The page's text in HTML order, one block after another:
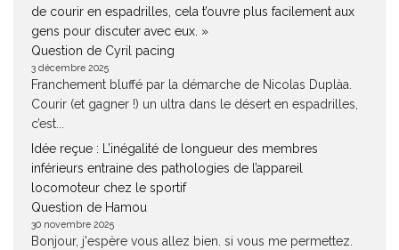
de courir en espadrilles, cela t’ouvre plus facilement aux
gens pour discuter avec eux. »
Question de Cyril pacing
3 décembre 2025
Franchement bluffé par la démarche de Nicolas Duplàa.
Courir (et gagner !) un ultra dans le désert en espadrilles,
c’est...
Idée reçue : L’inégalité de longueur des membres
inférieurs entraine des pathologies de l’appareil
locomoteur chez le sportif
Question de Hamou
30 novembre 2025
Bonjour, j'espère vous allez bien. si vous me permettez.